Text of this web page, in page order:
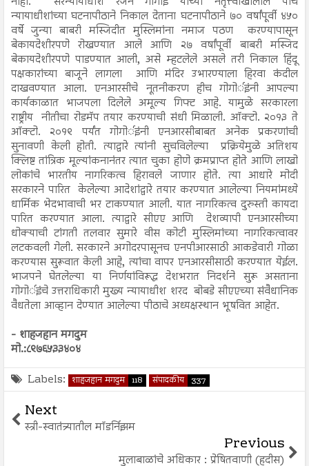
न्यायाधीशांच्या घटनापीठाने निकाल देताना घटनापीठाने ७० वर्षांपूर्वी ४५०
वर्षे जुन्या बाबरी मस्जिदीत मुस्लिमांना नमाज पठण करण्यापासून
बेकायदेशीरपणे रोखण्यात आले आणि २७ वर्षांपूर्वी बाबरी मस्जिद
बेकायदेशीरपणे पाडण्यात आली, असे म्हटलेले असले तरी निकाल हिंदू
पक्षकारांच्या बाजूने लागला आणि मंदिर उभारण्याला हिरवा कंदील
दाखवण्यात आला. एनआरसीचे नूतनीकरण हीच गोगोर्इंनी आपल्या
कार्यकाळात भाजपला दिलेले अमूल्य गिफ्ट आहे. यामुळे सरकारला
राष्ट्रीय नीतीचा रोडमॅप तयार करण्याची संधी मिळाली. ऑक्टो. २०१३ ते
ऑक्टो. २०१९ पर्यंत गोगोर्इंनी एनआरसीबाबत अनेक प्रकरणांची
सुनावणी केली होती. त्याद्वारे त्यांनी सुचविलेल्या प्रक्रियेमुळे अतिशय
क्लिष्ट तांत्रिक मूल्यांकनानंतर त्यात चुका होणे क्रमप्राप्त होते आणि लाखो
लोकांचे भारतीय नागरिकत्व हिरावले जाणार होते. त्या आधारे मोदी
सरकारने पारित केलेल्या आदेशांद्वारे तयार करण्यात आलेल्या नियमांमध्ये
धार्मिक भेदभावाची भर टाकण्यात आली. यात नागरिकत्व दुरुस्ती कायदा
पारित करण्यात आला. त्याद्वारे सीएए आणि देशव्यापी एनआरसीच्या
धोक्याची टांगती तलवार सुमारे वीस कोटी मुस्लिमांच्या नागरिकत्वावर
लटकवली गेली. सरकारने अगोदरपासूनच एनपीआरसाठी आकडेवारी गोळा
करण्यास सुरूवात केली आहे, त्यांचा वापर एनआरसीसाठी करण्यात येईल.
भाजपने घेतलेल्या या निर्णयांविरूद्ध देशभरात निदर्शने सुरू असताना
गोगोर्इंचे उत्तराधिकारी मुख्य न्यायाधीश शरद बोबडे सीएएच्या संवैधानिक
वैधतेला आव्हान देण्यात आलेल्या पीठाचे अध्यक्षस्थान भूषवित आहेत.
- शाहजहान मगदुम
मो.:८९७६५३३४०४
Labels: शाहजहान मगदुम 118 संपादकीय 337
Next
स्त्री-स्वातंत्र्यातील मॉडर्निझम
Previous
मुलाबाळांचे अधिकार : प्रेषितवाणी (हदीस)